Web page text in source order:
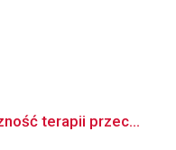
terapii przec...